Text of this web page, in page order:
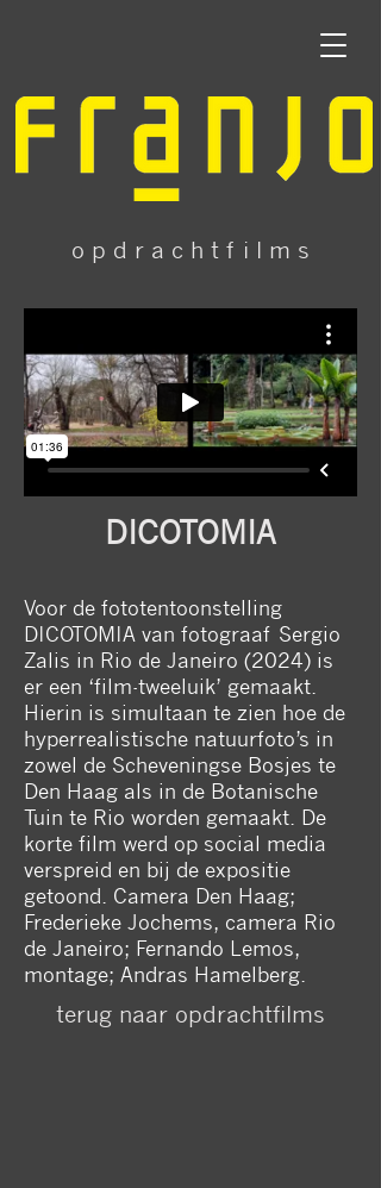
o p d r a c h t f i l m s
DICOTOMIA
Voor de fototentoonstelling
DICOTOMIA van fotograaf Sergio
Zalis in Rio de Janeiro (2024) is
er een ‘film-tweeluik’ gemaakt.
Hierin is simultaan te zien hoe de
hyperrealistische natuurfoto’s in
zowel de Scheveningse Bosjes te
Den Haag als in de Botanische
Tuin te Rio worden gemaakt. De
korte film werd op social media
verspreid en bij de expositie
getoond. Camera Den Haag;
Frederieke Jochems, camera Rio
de Janeiro; Fernando Lemos,
montage; Andras Hamelberg.
terug naar opdrachtfilms